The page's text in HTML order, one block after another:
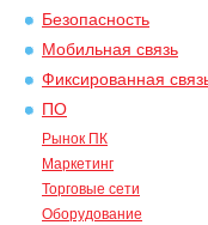
Безопасность
Мобильная связь
Фиксированная
ПО
Рынок ПК
Маркетинг
Торговые сети
Оборудование